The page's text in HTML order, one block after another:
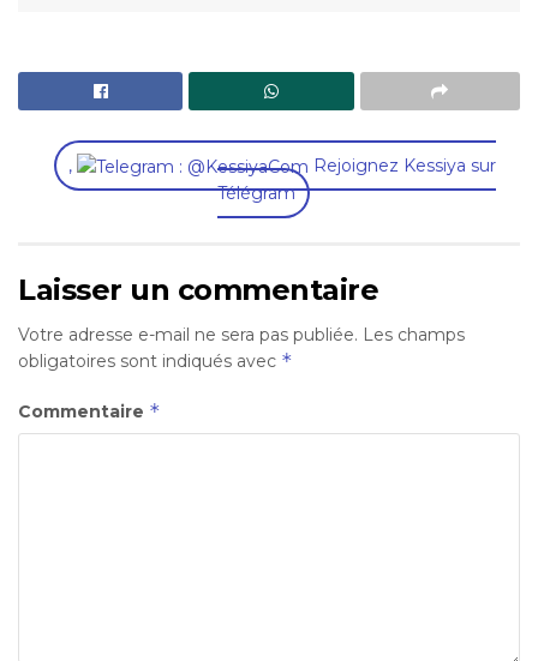
,
Rejoignez Kessiya sur
Télégram
Laisser un commentaire
Votre adresse e-mail ne sera pas publiée. Les champs
obligatoires sont indiqués avec *
Commentaire *